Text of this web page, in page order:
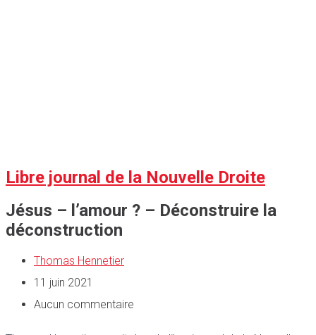
Libre journal de la Nouvelle Droite
Jésus – l’amour ? – Déconstruire la
déconstruction
Thomas Hennetier
11 juin 2021
Aucun commentaire